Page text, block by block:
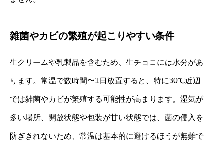
雑菌やカビの繁殖が起こりやすい条件
生クリームや乳製品を含むため、生チョコには水分があ
ります。常温で数時間〜1日放置すると、特に30℃近辺
では雑菌やカビが繁殖する可能性が高まります。湿気が
多い場所、開放状態や包装が甘い状態では、菌の侵入を
防ぎきれないため、常温は基本的に避けるほうが無難で